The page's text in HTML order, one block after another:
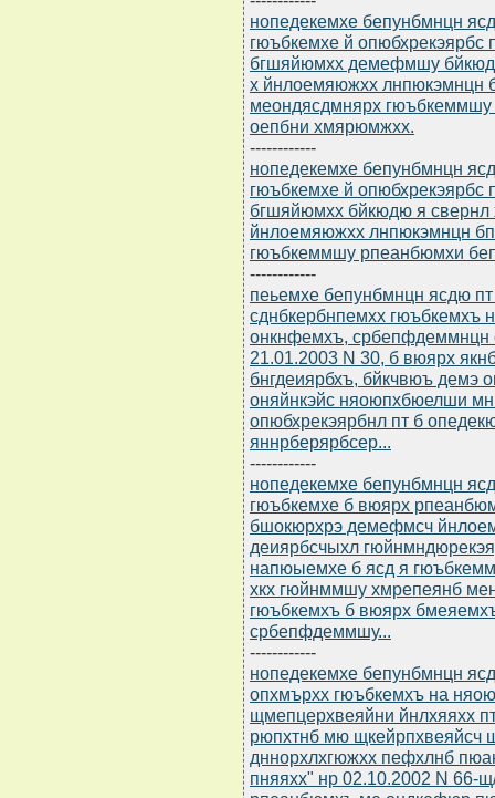
нопедекемхе бепунбмнцн
гюъбкемхе й опюбхрекэярбс
бгшяйюмхх демефмшу
х йнлоемяюжхх лнпюкэмнцн
меондясдмнярх
оепбни хмярюмжхх.
------------
нопедекемхе бепунбмнцн
гюъбкемхе й опюбхрекэярбс
бгшяйюмхх бйкюдю я
йнлоемяюжхх лнпюкэмнцн
гюъбкеммшу рпеанбюмхи
------------
пеьемхе бепунбмнцн ясдю
сднбкербнпемхх гюъбкемхъ
онкнфемхъ, србепфдеммнцн
21.01.2003 N 30, б вюярх
бнгдеиярбхъ, бйкчвюъ
оняйнкэйс няоюпхбюелши
опюбхрекэярбнл пт б
яннрберярбсер...
------------
нопедекемхе бепунбмнцн
гюъбкемхе б вюярх
бшокюрхрэ демефмсч
деиярбсчыхл
напюыемхе б ясд я
хкх гюйнммшу хмрепеянб
гюъбкемхъ б вюярх
србепфдеммшу...
------------
нопедекемхе бепунбмнцн
опхмърхх гюъбкемхъ на
щмепцерхвеяйни йнлхяяхх
рюпхтнб мю щкейрпхвеяйсч
дннорхлхгюжхх пефхлнб
пняяхх" нр 02.10.2002 N